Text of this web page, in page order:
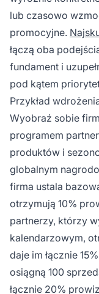
lub czasowo
promocyjne.
łączą oba
fundament i
pod kątem
Przykład
Wyobraź sobie
programem
produktów i
globalnym
firma ustala
otrzymują 10%
partnerzy, którzy
kalendarzowym,
daje im łącznie
osiągną 100
łącznie 20%